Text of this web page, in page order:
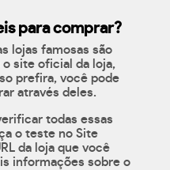
para comprar?
lojas famosas são
site oficial da loja,
prefira, você pode
através deles.
todas essas
o teste no Site
da loja que você
informações sobre o